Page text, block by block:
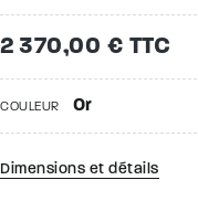
2 370,00 € TTC
COULEUR Or
Dimensions et détails